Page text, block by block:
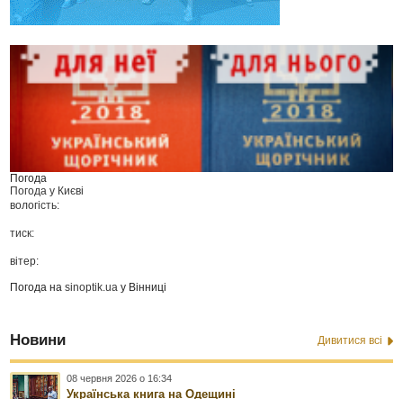
Погода
Погода у Києві
вологість:
тиск:
вітер:
Погода наsinoptik.ua у Вінниці
Новини Дивитися всі
08 червня 2026 о 16:34
Українська книга на Одещині